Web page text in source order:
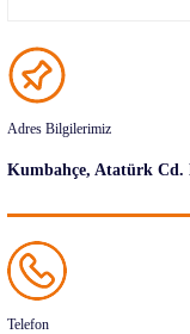
Adres Bilgilerimiz
Kumbahçe, Atatürk Cd.
Telefon